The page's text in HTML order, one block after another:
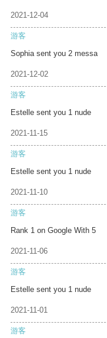
2021-12-04
游客
Sophia sent you 2 messa
2021-12-02
游客
Estelle sent you 1 nude
2021-11-15
游客
Estelle sent you 1 nude
2021-11-10
游客
Rank 1 on Google With 5
2021-11-06
游客
Estelle sent you 1 nude
2021-11-01
游客